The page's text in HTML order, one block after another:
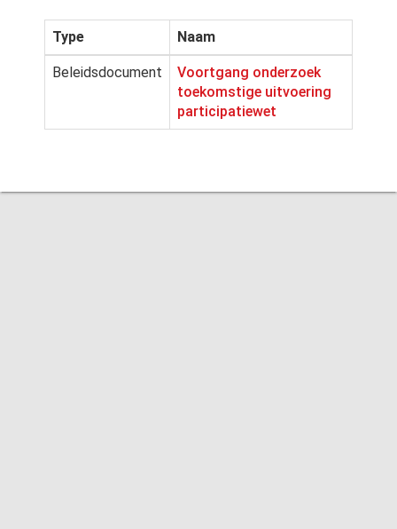
Type Naam
Beleidsdocument
Voortgang onderzoek
toekomstige uitvoering
participatiewet